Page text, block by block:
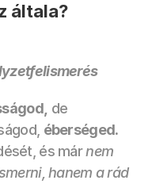
általa?
de
éberséged.
és már nem
hanem a rád